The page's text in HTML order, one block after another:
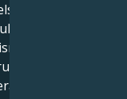
bedeutet,
Du bist
in dein
deiner
die